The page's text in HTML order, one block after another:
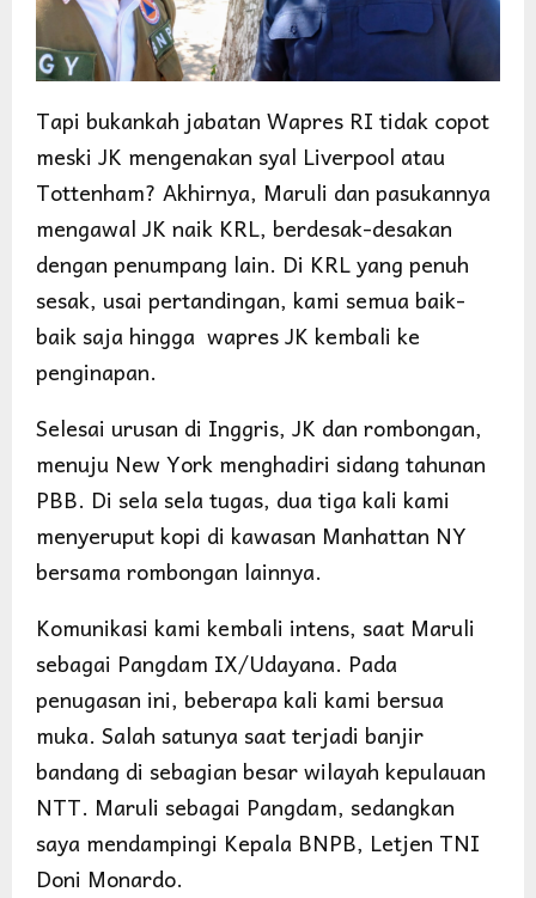
Tapi bukankah jabatan Wapres RI tidak copot
meski JK mengenakan syal Liverpool atau
Tottenham? Akhirnya, Maruli dan pasukannya
mengawal JK naik KRL, berdesak-desakan
dengan penumpang lain. Di KRL yang penuh
sesak, usai pertandingan, kami semua baik-
baik saja hingga wapres JK kembali ke
penginapan.
Selesai urusan di Inggris, JK dan rombongan,
menuju New York menghadiri sidang tahunan
PBB. Di sela sela tugas, dua tiga kali kami
menyeruput kopi di kawasan Manhattan NY
bersama rombongan lainnya.
Komunikasi kami kembali intens, saat Maruli
sebagai Pangdam IX/Udayana. Pada
penugasan ini, beberapa kali kami bersua
muka. Salah satunya saat terjadi banjir
bandang di sebagian besar wilayah kepulauan
NTT. Maruli sebagai Pangdam, sedangkan
saya mendampingi Kepala BNPB, Letjen TNI
Doni Monardo.